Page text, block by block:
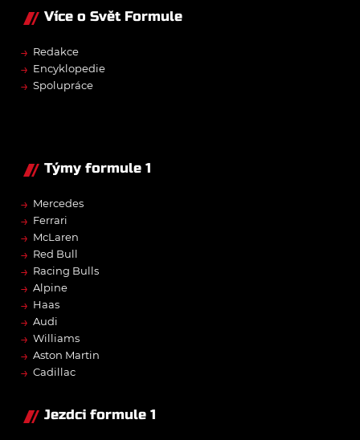
Více o Svět Formule
→ Redakce
→ Encyklopedie
→ Spolupráce
Týmy formule 1
→ Mercedes
→ Ferrari
→ McLaren
→ Red Bull
→ Racing Bulls
→ Alpine
→ Haas
→ Audi
→ Williams
→ Aston Martin
→ Cadillac
Jezdci formule 1